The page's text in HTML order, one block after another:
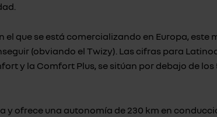
el que se está comercializando en Europa,
(obviando el Twizy). Las cifras para
y la Comfort Plus, se sitúan por debajo de
ofrece una autonomía de 230 km en